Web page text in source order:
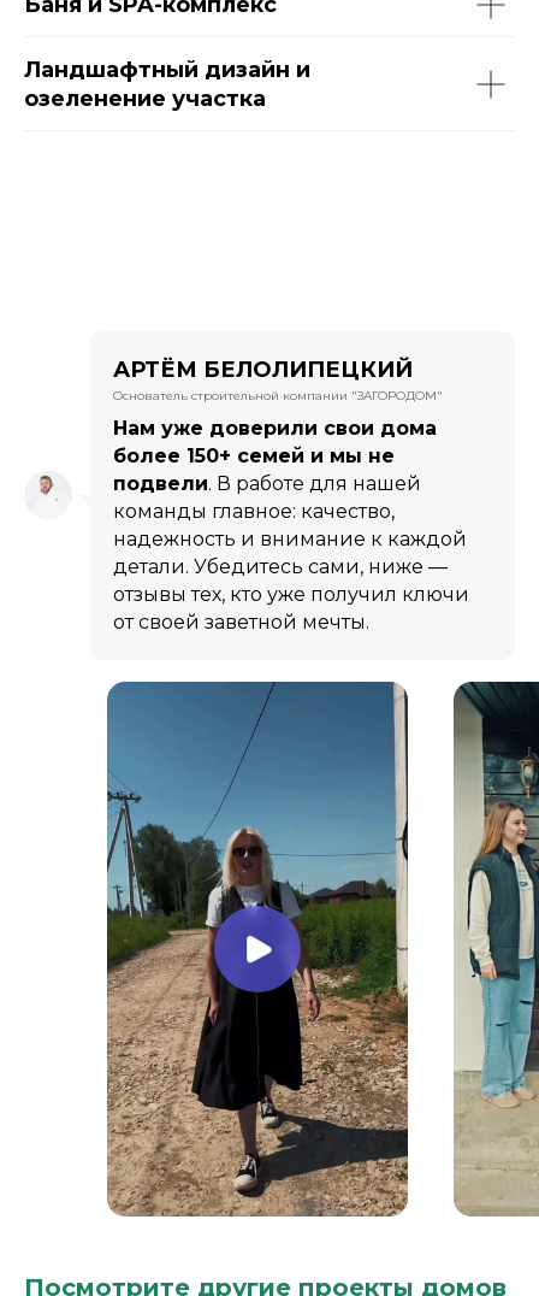
Ландшафтный дизайн и
озеленение участка
АРТЁМ БЕЛОЛИПЕЦКИЙ
Основатель строительной компании "ЗАГОРОДОМ"
Нам уже доверили свои дома
более 150+ семей и мы не
подвели. В работе для нашей
команды главное: качество,
надежность и внимание к каждой
детали. Убедитесь сами, ниже —
отзывы тех, кто уже получил ключи
от своей заветной мечты.
Посмотрите другие проекты домов